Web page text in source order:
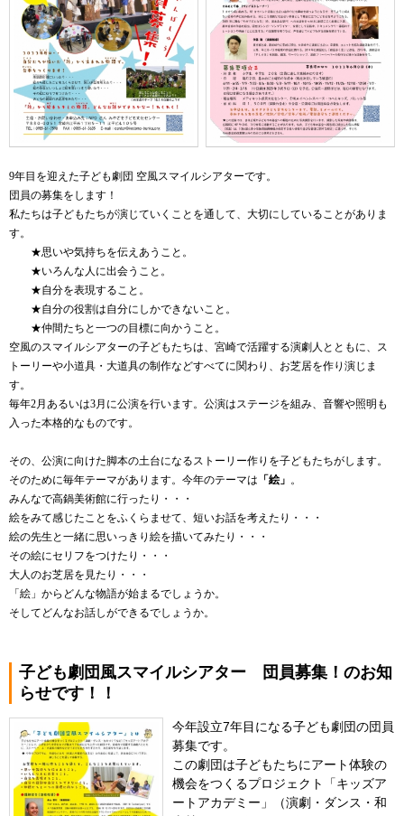
9年目を迎えた子ども劇団 空風スマイルシアターです。
団員の募集をします！
私たちは子どもたちが演じていくことを通して、大切にしていることがありま
す。
★思いや気持ちを伝えあうこと。
★いろんな人に出会うこと。
★自分を表現すること。
★自分の役割は自分にしかできないこと。
★仲間たちと一つの目標に向かうこと。
空風のスマイルシアターの子どもたちは、宮崎で活躍する演劇人とともに、ス
トーリーや小道具・大道具の制作などすべてに関わり、お芝居を作り演じま
す。
毎年2月あるいは3月に公演を行います。公演はステージを組み、音響や照明も
入った本格的なものです。
その、公演に向けた脚本の土台になるストーリー作りを子どもたちがします。
そのために毎年テーマがあります。今年のテーマは 「絵」 。
みんなで高鍋美術館に行ったり・・・
絵をみて感じたことをふくらませて、短いお話を考えたり・・・
絵の先生と一緒に思いっきり絵を描いてみたり・・・
その絵にセリフをつけたり・・・
大人のお芝居を見たり・・・
「絵」からどんな物語が始まるでしょうか。
そしてどんなお話しができるでしょうか。
子ども劇団風スマイルシアター 団員募集！のお知
らせです！！
今年設立7年目になる子ども劇団の団員
募集です。
この劇団は子どもたちにアート体験の
機会をつくるプロジェクト「キッズア
ートアカデミー」（演劇・ダンス・和